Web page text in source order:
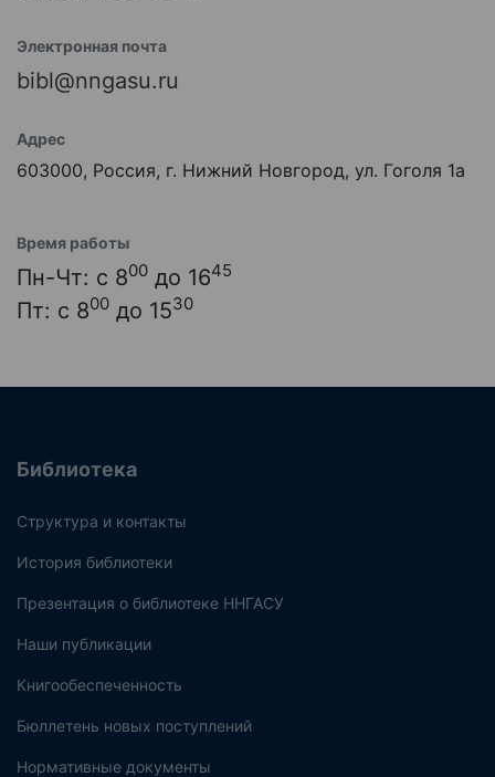
Электронная почта
bibl@nngasu.ru
Адрес
603000, Россия, г. Нижний Новгород, ул. Гоголя 1а
Время работы
Пн-Чт: с 800 до 1645
Пт: с 800 до 1530
Библиотека
Структура и контакты
История библиотеки
Презентация о библиотеке ННГАСУ
Наши публикации
Книгообеспеченность
Бюллетень новых поступлений
Нормативные документы